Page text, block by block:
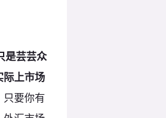
是芸芸众
际上市场
只要你有